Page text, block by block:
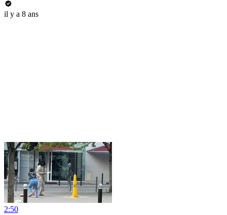
il y a 8 ans
2:50